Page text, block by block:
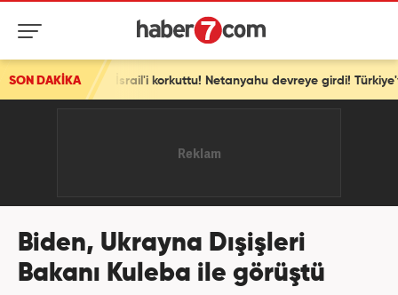
SON DAKİKA
İsrail'i korkuttu! Netanyahu devreye girdi! Türkiye'yi şikayet
Biden, Ukrayna Dışişleri
Bakanı Kuleba ile görüştü